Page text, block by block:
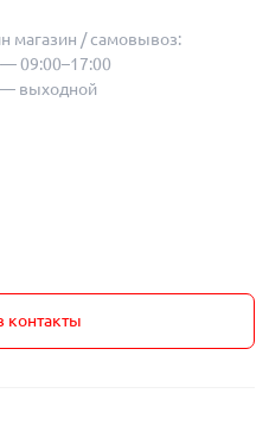
магазин / самовывоз:
09:00–17:00
выходной
контакты